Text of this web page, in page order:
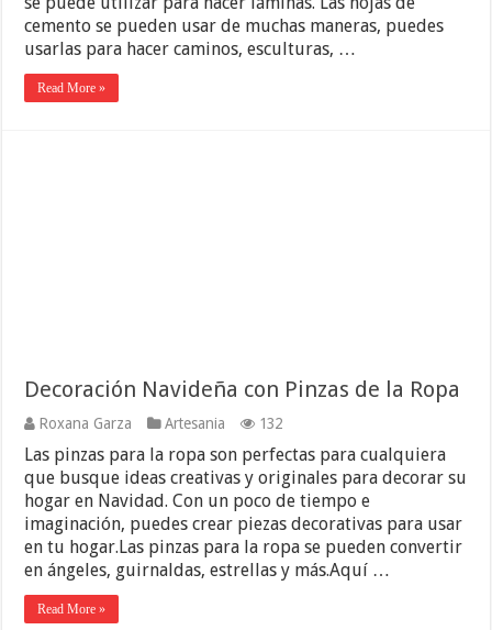
cemento se pueden usar de muchas maneras, puedes
usarlas para hacer caminos, esculturas, …
Read More »
Decoración Navideña con Pinzas de la Ropa
Roxana Garza Artesania 132
Las pinzas para la ropa son perfectas para cualquiera
que busque ideas creativas y originales para decorar su
hogar en Navidad. Con un poco de tiempo e
imaginación, puedes crear piezas decorativas para usar
en tu hogar.Las pinzas para la ropa se pueden convertir
en ángeles, guirnaldas, estrellas y más.Aquí …
Read More »